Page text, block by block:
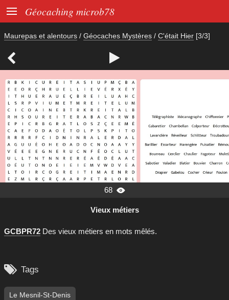
 Géocaching microb78
Maurepas et alentours / Géocaches Mystères / C'était Hier [3/3]
 
68 
Vieux métiers
GCBPR72 Des vieux métiers en mots mêlés.
 Tags
Le Mesnil-St-Denis